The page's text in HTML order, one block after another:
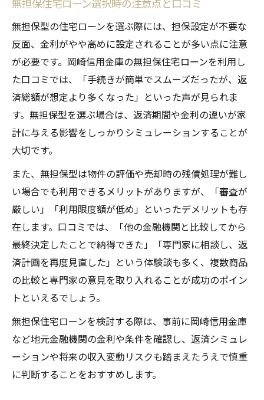
無担保住宅ローン選択時の注意点と口コミ
無担保型の住宅ローンを選ぶ際には、担保設定が不要な
反面、金利がやや高めに設定されることが多い点に注意
が必要です。岡崎信用金庫の無担保住宅ローンを利用し
た口コミでは、「手続きが簡単でスムーズだったが、返
済総額が想定より多くなった」といった声が見られま
す。無担保型を選ぶ場合は、返済期間や金利の違いが家
計に与える影響をしっかりシミュレーションすることが
大切です。
また、無担保型は物件の評価や売却時の残債処理が難し
い場合でも利用できるメリットがありますが、「審査が
厳しい」「利用限度額が低め」といったデメリットも存
在します。口コミでは、「他の金融機関と比較してから
最終決定したことで納得できた」「専門家に相談し、返
済計画を再度見直した」という体験談も多く、複数商品
の比較と専門家の意見を取り入れることが成功のポイン
トといえるでしょう。
無担保住宅ローンを検討する際は、事前に岡崎信用金庫
など地元金融機関の金利や条件を確認し、返済シミュレ
ーションや将来の収入変動リスクも踏まえたうえで慎重
に判断することをおすすめします。